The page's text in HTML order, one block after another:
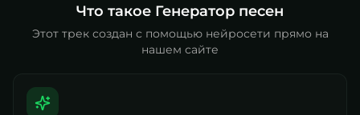
Что такое Генератор песен
Этот трек создан с помощью нейросети прямо на
нашем сайте